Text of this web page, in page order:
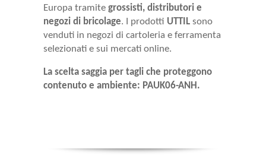
Europa tramite grossisti, distributori e
negozi di bricolage. I prodotti UTTIL sono
venduti in negozi di cartoleria e ferramenta
selezionati e sui mercati online.
La scelta saggia per tagli che proteggono
contenuto e ambiente: PAUK06-ANH.